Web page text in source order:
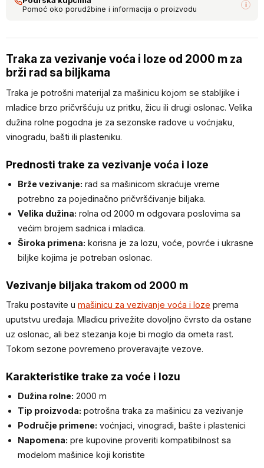
Pomoć oko porudžbine i informacija o proizvodu i
Traka za vezivanje voća i loze od 2000 m za
brži rad sa biljkama
Traka je potrošni materijal za mašinicu kojom se stabljike i
mladice brzo pričvršćuju uz pritku, žicu ili drugi oslonac. Velika
dužina rolne pogodna je za sezonske radove u voćnjaku,
vinogradu, bašti ili plasteniku.
Prednosti trake za vezivanje voća i loze
Brže vezivanje: rad sa mašinicom skraćuje vreme
potrebno za pojedinačno pričvršćivanje biljaka.
Velika dužina: rolna od 2000 m odgovara poslovima sa
većim brojem sadnica i mladica.
Široka primena: korisna je za lozu, voće, povrće i ukrasne
biljke kojima je potreban oslonac.
Vezivanje biljaka trakom od 2000 m
Traku postavite u mašinicu za vezivanje voća i loze prema
uputstvu uređaja. Mladicu privežite dovoljno čvrsto da ostane
uz oslonac, ali bez stezanja koje bi moglo da ometa rast.
Tokom sezone povremeno proveravajte vezove.
Karakteristike trake za voće i lozu
Dužina rolne: 2000 m
Tip proizvoda: potrošna traka za mašinicu za vezivanje
Područje primene: voćnjaci, vinogradi, bašte i plastenici
Napomena: pre kupovine proveriti kompatibilnost sa
modelom mašinice koji koristite